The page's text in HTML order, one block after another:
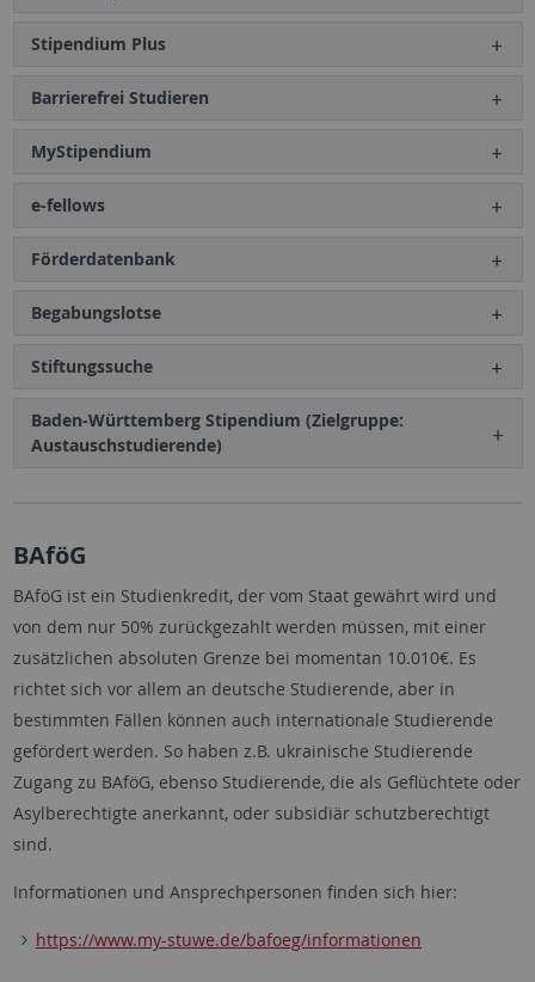
Stipendium Plus
Barrierefrei Studieren
MyStipendium
e-fellows
Förderdatenbank
Begabungslotse
Stiftungssuche
Baden-Württemberg Stipendium (Zielgruppe:
Austauschstudierende)
BAföG
BAföG ist ein Studienkredit, der vom Staat gewährt wird und
von dem nur 50% zurückgezahlt werden müssen, mit einer
zusätzlichen absoluten Grenze bei momentan 10.010€. Es
richtet sich vor allem an deutsche Studierende, aber in
bestimmten Fällen können auch internationale Studierende
gefördert werden. So haben z.B. ukrainische Studierende
Zugang zu BAföG, ebenso Studierende, die als Geflüchtete oder
Asylberechtigte anerkannt, oder subsidiär schutzberechtigt
sind.
Informationen und Ansprechpersonen finden sich hier:
https://www.my-stuwe.de/bafoeg/informationen